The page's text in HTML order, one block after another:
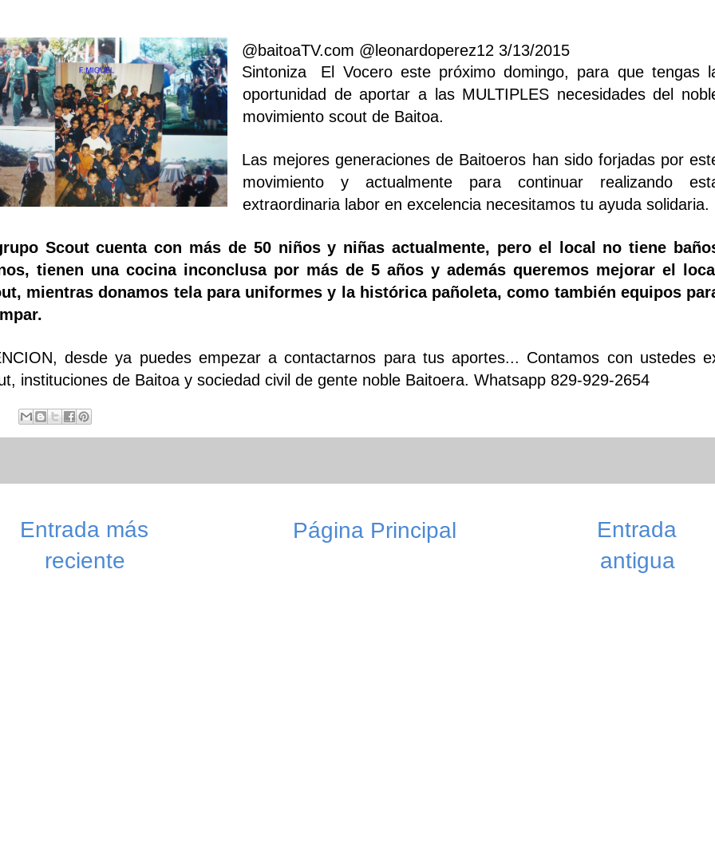
@baitoaTV.com @leonardoperez12 3/13/2015
Sintoniza
El Vocero este próximo domingo, para que tengas
oportunidad de aportar a las MULTIPLES necesidades del
movimiento scout de Baitoa.
Las mejores generaciones de Baitoeros han sido forjadas por
movimiento y actualmente para continuar realizando
extraordinaria labor en excelencia necesitamos tu ayuda solidaria.
Scout cuenta con más de 50 niños y niñas actualmente, pero el local no tiene
tienen una cocina inconclusa por más de 5 años y además queremos mejorar el
mientras donamos tela para uniformes y la histórica pañoleta, como también equipos
desde ya puedes empezar a contactarnos para tus aportes... Contamos con ustedes
instituciones de Baitoa y sociedad civil de gente noble Baitoera. Whatsapp 829-929-2654
Entrada más
reciente
Entrada
antigua
Página Principal